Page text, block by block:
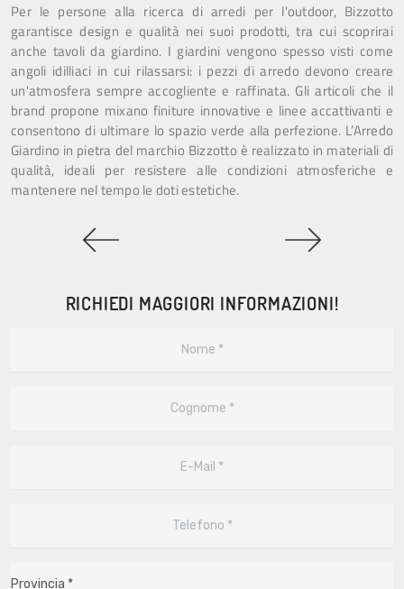
Per le persone alla ricerca di arredi per l'outdoor, Bizzotto
garantisce design e qualità nei suoi prodotti, tra cui scoprirai
anche tavoli da giardino. I giardini vengono spesso visti come
angoli idilliaci in cui rilassarsi: i pezzi di arredo devono creare
un'atmosfera sempre accogliente e raffinata. Gli articoli che il
brand propone mixano finiture innovative e linee accattivanti e
consentono di ultimare lo spazio verde alla perfezione. L’Arredo
Giardino in pietra del marchio Bizzotto è realizzato in materiali di
qualità, ideali per resistere alle condizioni atmosferiche e
mantenere nel tempo le doti estetiche.
RICHIEDI MAGGIORI INFORMAZIONI!